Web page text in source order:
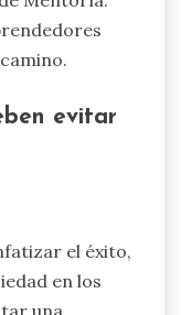
evitar
el éxito,
en los
una